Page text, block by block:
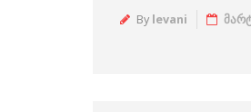
By levani